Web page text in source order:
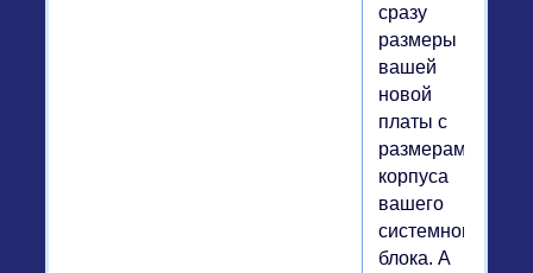
сразу
размеры
вашей
новой
платы с
размерами
корпуса
вашего
системного
блока. А